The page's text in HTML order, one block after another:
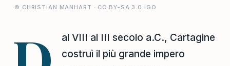
© CHRISTIAN MANHART · CC BY-SA 3.0 IGO
al VIII al III secolo a.C., Cartagine
costruì il più grande impero